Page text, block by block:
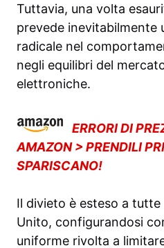
Tuttavia, una volta
prevede inevitabilmente
radicale nel
negli equilibri del
elettroniche.
ERRORI DI
AMAZON > PRENDILI
SPARISCANO!
Il divieto è esteso a tutte
Unito, configurandosi
uniforme rivolta a